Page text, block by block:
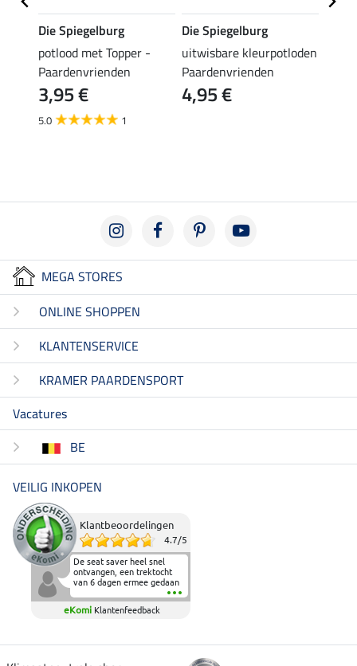
Die Spiegelburg
potlood met Topper -
Paardenvrienden
3,95 €
5.0 1
Die Spiegelburg
uitwisbare kleurpotloden
Paardenvrienden
4,95 €
MEGA STORES
ONLINE SHOPPEN
KLANTENSERVICE
KRAMER PAARDENSPORT
Vacatures
BE
VEILIG INKOPEN
Klantbeoordelingen
4.7/5
De seat saver heel snel
ontvangen, een trektocht
van 6 dagen ermee gedaan
en deze heeft de beproeving
fantastisch doorstaan.
Heerlijk zacht om op te
elkaar in het zadel.
eKomi Klantenfeedback